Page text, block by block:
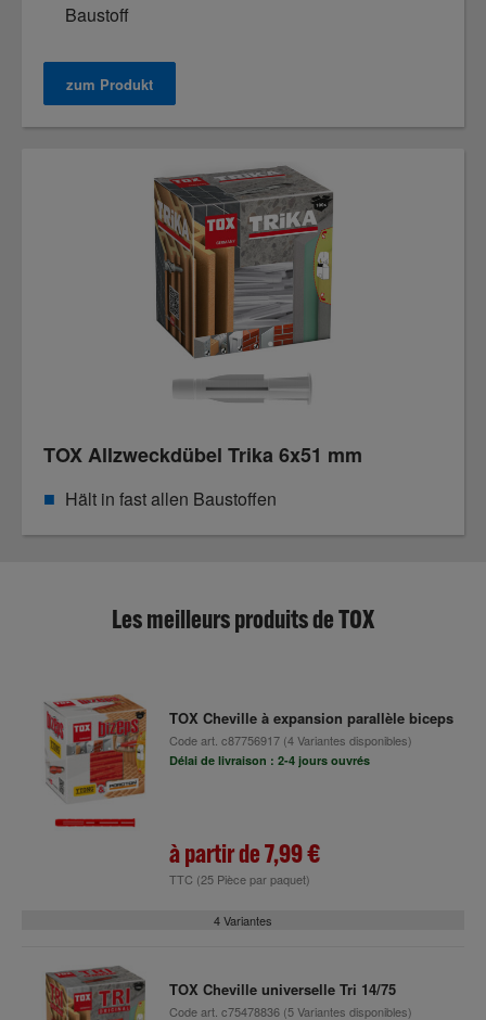
Baustoff
zum Produkt
TOX Allzweckdübel Trika 6x51 mm
Hält in fast allen Baustoffen
Les meilleurs produits de TOX
TOX Cheville à expansion parallèle biceps
Code art. c87756917(4 Variantes disponibles)
Délai de livraison : 2-4 jours ouvrés
à partir de7,99 €
TTC (25 Pièce par paquet)
4 Variantes
TOX Cheville universelle Tri 14/75
Code art. c75478836(5 Variantes disponibles)